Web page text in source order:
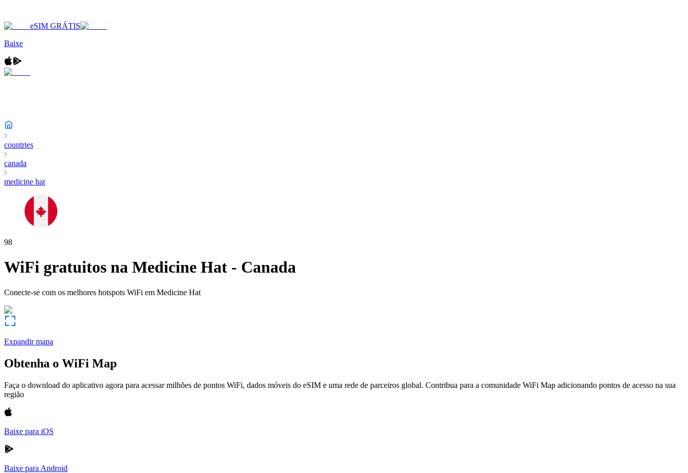
eSIM GRÁTIS
Baixe
countries
canada
medicine hat
98
WiFi gratuitos na Medicine Hat - Canada
Conecte-se com os melhores hotspots WiFi em Medicine Hat
Expandir mapa
Obtenha o WiFi Map
Faça o download do aplicativo agora para acessar milhões de pontos WiFi, dados móveis do eSIM e uma rede de parceiros global. Contribua para a comunidade WiFi Map adicionando pontos de acesso na sua
região
Baixe para iOS
Baixe para Android